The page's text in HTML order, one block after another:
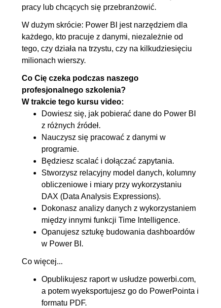
5.2. Rodzaje sprzężeń
5.3. Dołączanie zapytań
6. Power Query - podsumowanie 00:10:42
6.1. Podsumowanie edytora
7. Podstawy DAX - kolumny
obliczeniowe
7.1. Załadowanie danych do
modelu
7.2. Kolumny obliczeniowe -
Funkcja FORMAT()
7.3. Kolumny obliczeniowe -
Funkcje logiczne w DAX
00:07:11
7.4. Kolumny obliczeniowe -
Operatory || i && w DAX
00:06:08
7.5. Kolumny obliczeniowe -
Funkcje dat w DAX
7.7. Kolumny obliczeniowe -
pracy lub chcących się przebranżowić.
W dużym skrócie: Power BI jest narzędziem dla
każdego, kto pracuje z danymi, niezależnie od
tego, czy działa na trzystu, czy na kilkudziesięciu
milionach wierszy.
Co Cię czeka podczas naszego
profesjonalnego szkolenia?
W trakcie tego kursu video:
Dowiesz się, jak pobierać dane do Power BI
z różnych źródeł.
Nauczysz się pracować z danymi w
programie.
Będziesz scalać i dołączać zapytania.
Stworzysz relacyjny model danych, kolumny
obliczeniowe i miary przy wykorzystaniu
DAX (Data Analysis Expressions).
Dokonasz analizy danych z wykorzystaniem
między innymi funkcji Time Intelligence.
Opanujesz sztukę budowania dashboardów
w Power BI.
Co więcej...
Opublikujesz raport w usłudze powerbi.com,
a potem wyeksportujesz go do PowerPointa i
formatu PDF.